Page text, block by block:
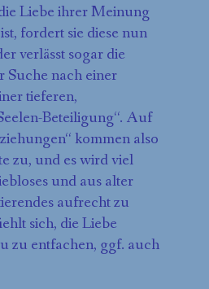
Liebe ihrer Meinung
fordert sie diese nun
verlässt sogar die
Suche nach einer
tieferen,
Beteiligung“. Auf
kommen also
zu, und es wird viel
und aus alter
aufrecht zu
sich, die Liebe
zu entfachen, ggf. auch